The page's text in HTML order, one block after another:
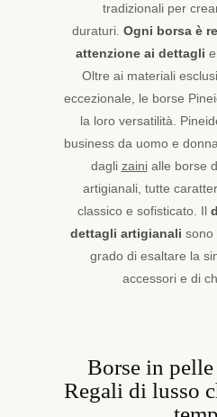
tradizionali per
duraturi. Ogni borsa è
attenzione ai dettagli
Oltre ai materiali
eccezionale, le borse
la loro versatilità.
business da uomo e
dagli zainialle borse
artigianali, tutte
classico e sofisticato. Il
dettagli artigianali sono
grado di esaltare la
accessori e di
Borse in
Regali di lusso